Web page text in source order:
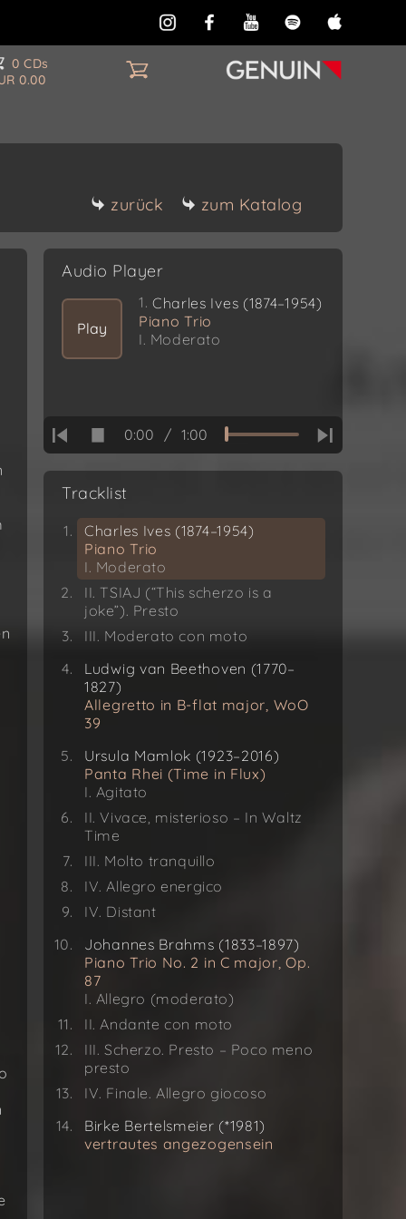
0 CDs
0.00
zurück zum Katalog
Audio Player
Play
1. Charles Ives (1874–1954)
Piano Trio
I. Moderato
0:00 / 1:00
Tracklist
Charles Ives (1874–1954)
Piano Trio
I. Moderato
II. TSIAJ (“This scherzo is a
joke”). Presto
III. Moderato con moto
Ludwig van Beethoven (1770–
1827)
Allegretto in B-flat major, WoO
39
Ursula Mamlok (1923–2016)
Panta Rhei (Time in Flux)
I. Agitato
II. Vivace, misterioso – In Waltz
Time
III. Molto tranquillo
IV. Allegro energico
IV. Distant
Johannes Brahms (1833–1897)
Piano Trio No. 2 in C major, Op.
87
I. Allegro (moderato)
II. Andante con moto
III. Scherzo. Presto – Poco meno
presto
IV. Finale. Allegro giocoso
Birke Bertelsmeier (*1981)
vertrautes angezogensein